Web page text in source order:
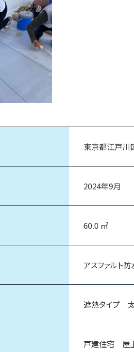
東京都江戸川
2024年9月
60.0 ㎡
アスファルト防
遮熱タイプ
戸建住宅 屋